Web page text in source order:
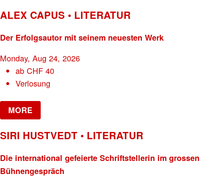
ALEX CAPUS • LITERATUR
Der Erfolgsautor mit seinem neuesten Werk
Monday, Aug 24, 2026
abCHF 40
Verlosung
MORE
SIRI HUSTVEDT • LITERATUR
Die international gefeierte Schriftstellerin im grossen
Bühnengespräch